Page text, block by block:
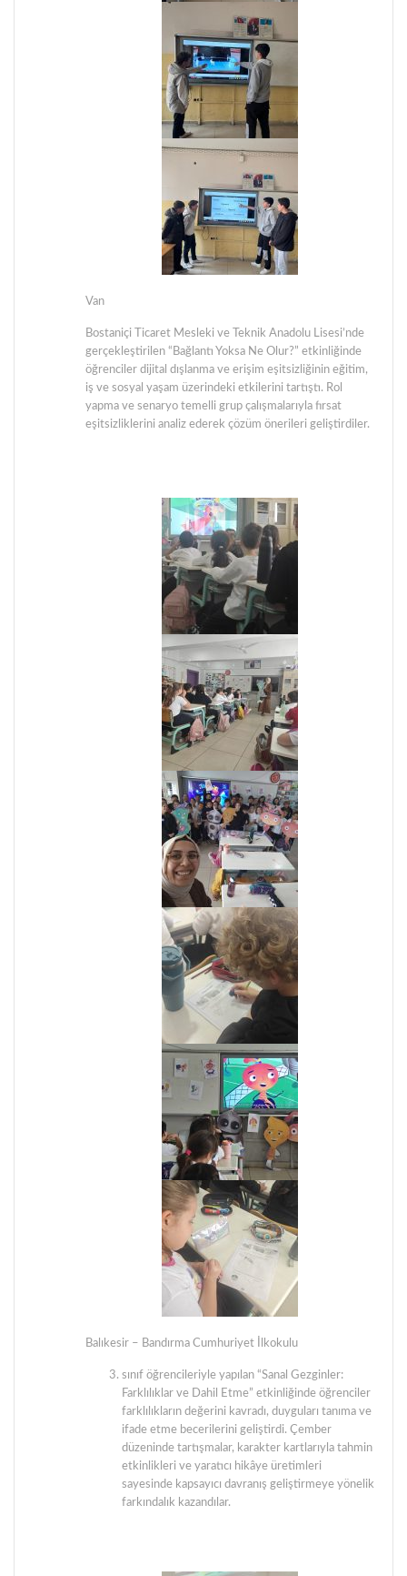
Van
Bostaniçi Ticaret Mesleki ve Teknik Anadolu Lisesi’nde
gerçekleştirilen “Bağlantı Yoksa Ne Olur?” etkinliğinde
öğrenciler dijital dışlanma ve erişim eşitsizliğinin eğitim,
iş ve sosyal yaşam üzerindeki etkilerini tartıştı. Rol
yapma ve senaryo temelli grup çalışmalarıyla fırsat
eşitsizliklerini analiz ederek çözüm önerileri geliştirdiler.
Balıkesir – Bandırma Cumhuriyet İlkokulu
sınıf öğrencileriyle yapılan “Sanal Gezginler:
Farklılıklar ve Dahil Etme” etkinliğinde öğrenciler
farklılıkların değerini kavradı, duyguları tanıma ve
ifade etme becerilerini geliştirdi. Çember
düzeninde tartışmalar, karakter kartlarıyla tahmin
etkinlikleri ve yaratıcı hikâye üretimleri
sayesinde kapsayıcı davranış geliştirmeye yönelik
farkındalık kazandılar.